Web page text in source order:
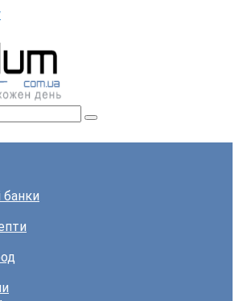
банки